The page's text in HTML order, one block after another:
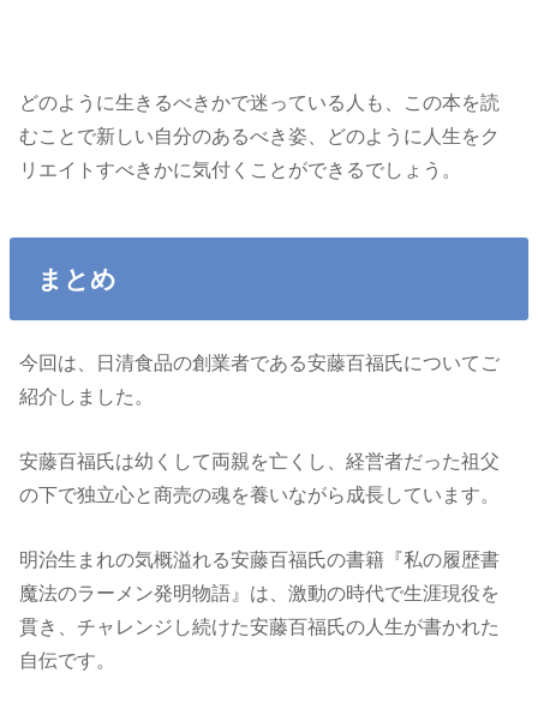
どのように生きるべきかで迷っている人も、この本を読
むことで新しい自分のあるべき姿、どのように人生をク
リエイトすべきかに気付くことができるでしょう。
まとめ
今回は、日清食品の創業者である安藤百福氏についてご
紹介しました。
安藤百福氏は幼くして両親を亡くし、経営者だった祖父
の下で独立心と商売の魂を養いながら成長しています。
明治生まれの気概溢れる安藤百福氏の書籍『私の履歴書
魔法のラーメン発明物語』は、激動の時代で生涯現役を
貫き、チャレンジし続けた安藤百福氏の人生が書かれた
自伝です。